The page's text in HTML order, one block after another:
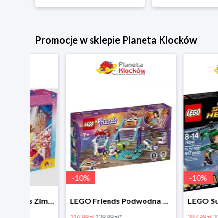
Promocje w sklepie Planeta Klocków
LEGO Friends Podwodna Frajda w super cenie